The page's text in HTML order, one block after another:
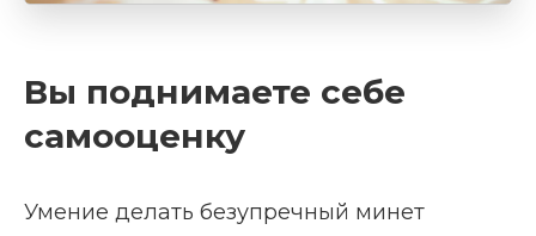
Вы поднимаете себе
самооценку
Умение делать безупречный минет